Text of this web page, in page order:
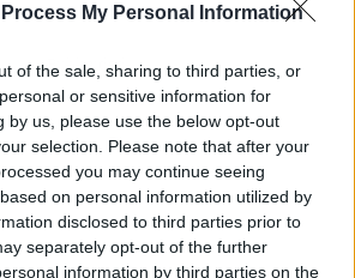
Process My Personal Information
of the sale, sharing to third parties, or
or sensitive information for
by us, please use the below opt-out
selection. Please note that after your
you may continue seeing
on personal information utilized by
disclosed to third parties prior to
separately opt-out of the further
information by third parties on the
Publicidad